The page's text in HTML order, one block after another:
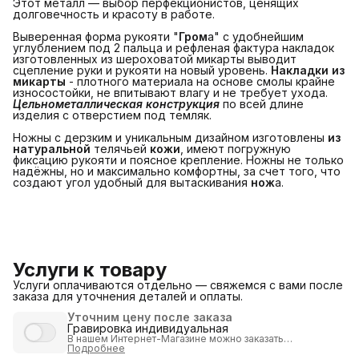
долговечность и красоту в работе.
Выверенная форма рукояти "Грома" с удобнейшим
углублением под 2 пальца и рефленая фактура накладок
изготовленных из шероховатой микарты выводит
сцепление руки и рукояти на новый уровень. Накладки из
микарты - плотного материала на основе смолы крайне
износостойки, не впитывают влагу и не требует ухода.
Цельнометаллическая конструкция по всей длине
изделия с отверстием под темляк.
Ножны с дерзким и уникальным дизайном изготовлены из
натуральной телячьей кожи , имеют погружную
фиксацию рукояти и поясное крепление. Ножны не только
надёжны, но и максимально комфортны, за счет того, что
создают угол удобный для вытаскивания ножа.
Услуги к товару
Услуги оплачиваются отдельно — свяжемся с вами после
заказа для уточнения деталей и оплаты.
Уточним цену после заказа
Гравировка индивидуальная
В нашем Интернет-Магазине можно заказать
индивидуализацию
Подробнее